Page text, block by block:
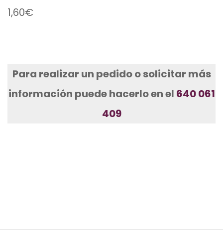
1,60€
Para realizar un pedido o solicitar más
información puede hacerlo en el 640 061
409